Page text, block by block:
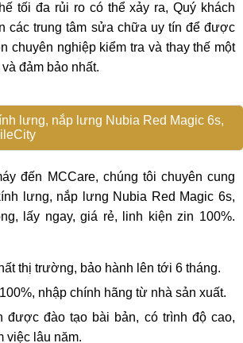
tối đa rủi ro có thể xảy ra, Quý khách
các trung tâm sửa chữa uy tín để được
chuyên nghiệp kiểm tra và thay thế một
đảm bảo nhất.
lưng, nắp lưng Nubia Red Magic 6s,
đến MCCare, chúng tôi chuyên cung
lưng, nắp lưng Nubia Red Magic 6s,
lấy ngay, giá rẻ, linh kiện zin 100%.
thị trường, bảo hành lên tới 6 tháng.
nhập chính hãng từ nhà sản xuất.
được đào tạo bài bản, có trình độ cao,
việc lâu năm.